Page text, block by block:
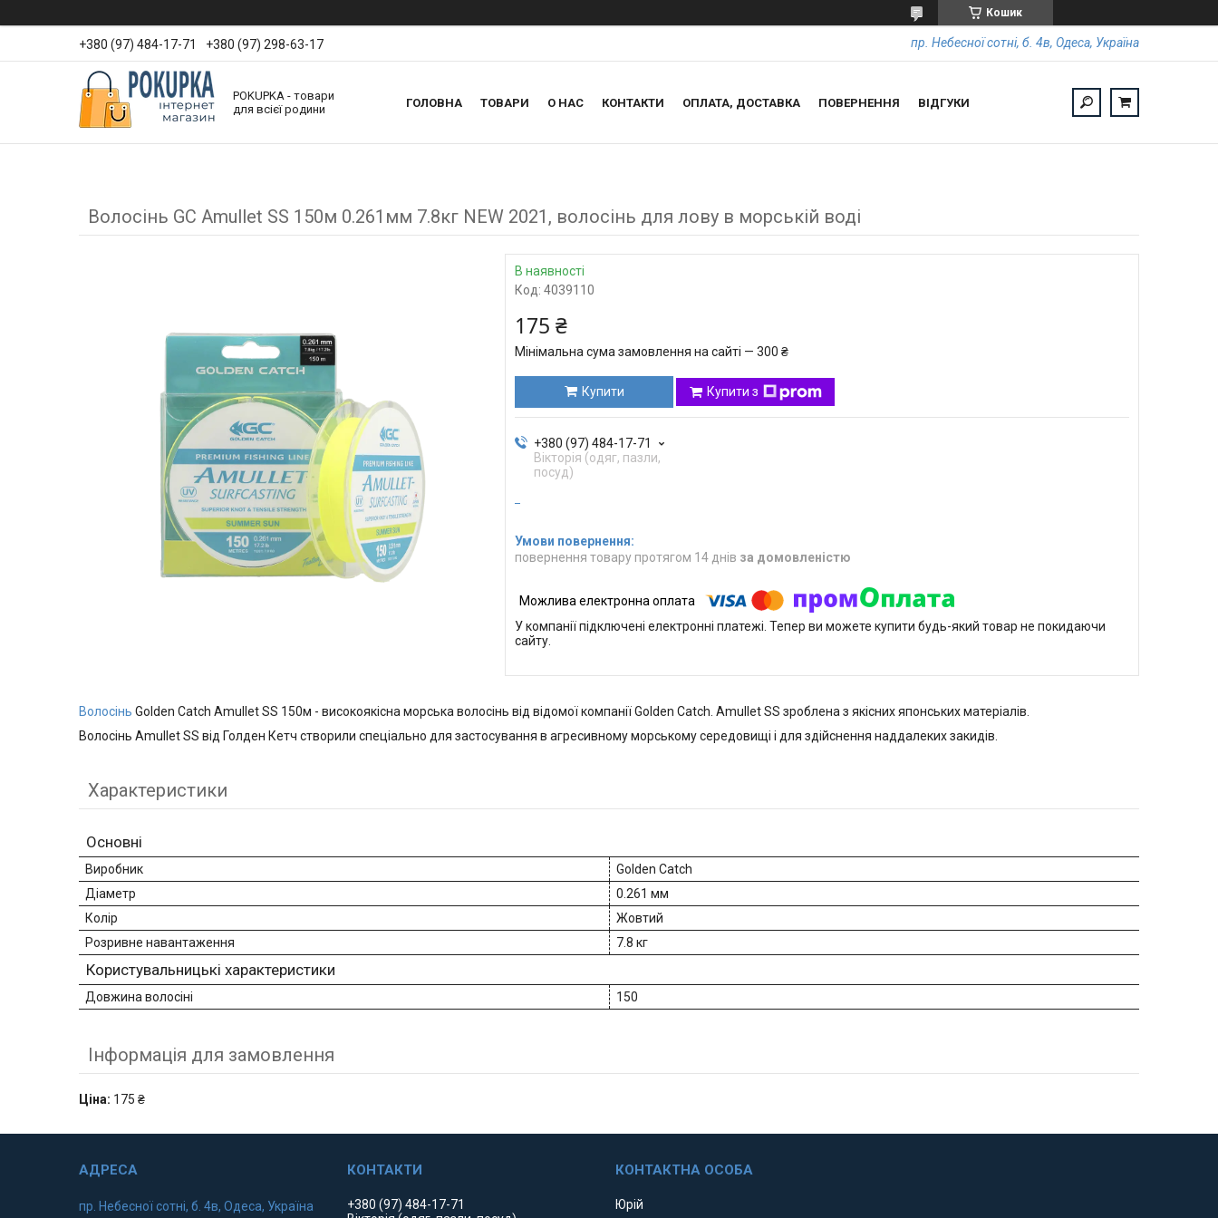
Кошик
+380 (97) 484-17-71 +380 (97) 298-63-17 пр. Небесної сотні, б. 4в, Одеса, Україна
POKUPKA - товари
для всієї родини
ГОЛОВНА ТОВАРИ О НАС КОНТАКТИ ОПЛАТА, ДОСТАВКА ПОВЕРНЕННЯ ВІДГУКИ
Волосінь GC Amullet SS 150м 0.261мм 7.8кг NEW 2021, волосінь для лову в морській воді
В наявності
Код: 4039110
175 ₴
Мінімальна сума замовлення на сайті — 300 ₴
Купити Купити з
+380 (97) 484-17-71
Вікторія (одяг, пазли,
посуд)
повернення товару протягом 14 днів за домовленістю
У компанії підключені електронні платежі. Тепер ви можете купити будь-який товар не покидаючи
сайту.
Волосінь Golden Catch Amullet SS 150м - високоякісна морська волосінь від відомої компанії Golden Catch. Amullet SS зроблена з якісних японських матеріалів.
Волосінь Amullet SS від Голден Кетч створили спеціально для застосування в агресивному морському середовищі і для здійснення наддалеких закидів.
Характеристики
Основні
Виробник
Golden Catch
Діаметр
0.261 мм
Колір
Жовтий
Розривне навантаження
7.8 кг
Користувальницькі характеристики
Довжина волосіні 150
Інформація для замовлення
Ціна: 175 ₴
пр. Небесної сотні, б. 4в, Одеса, Україна
+380 (97) 484-17-71
Юрій